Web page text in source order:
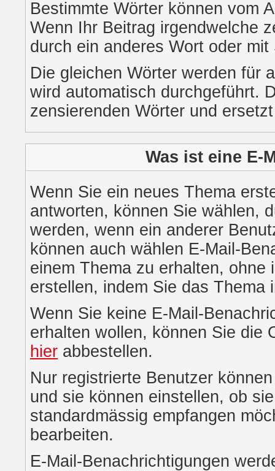
Bestimmte Wörter können vom
Wenn Ihr Beitrag irgendwelche
durch ein anderes Wort oder
Die gleichen Wörter werden für
wird automatisch durchgeführt.
zensierenden Wörter und
Was ist eine E-
Wenn Sie ein neues Thema
antworten, können Sie wählen,
werden, wenn ein anderer
können auch wählen E-Mail-
einem Thema zu erhalten,
erstellen, indem Sie das Thema
Wenn Sie keine E-Mail-
erhalten wollen, können Sie die
hier abbestellen.
Nur registrierte Benutzer
und sie können einstellen, ob
standardmässig empfangen
bearbeiten.
E-Mail-Benachrichtigungen